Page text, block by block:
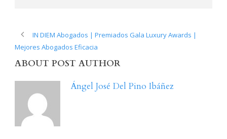
IN DIEM Abogados | Premiados Gala Luxury Awards |
Mejores Abogados Eficacia
ABOUT POST AUTHOR
Ángel José Del Pino Ibáñez